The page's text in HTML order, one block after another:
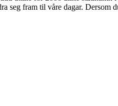
seg fram til våre dagar. Dersom